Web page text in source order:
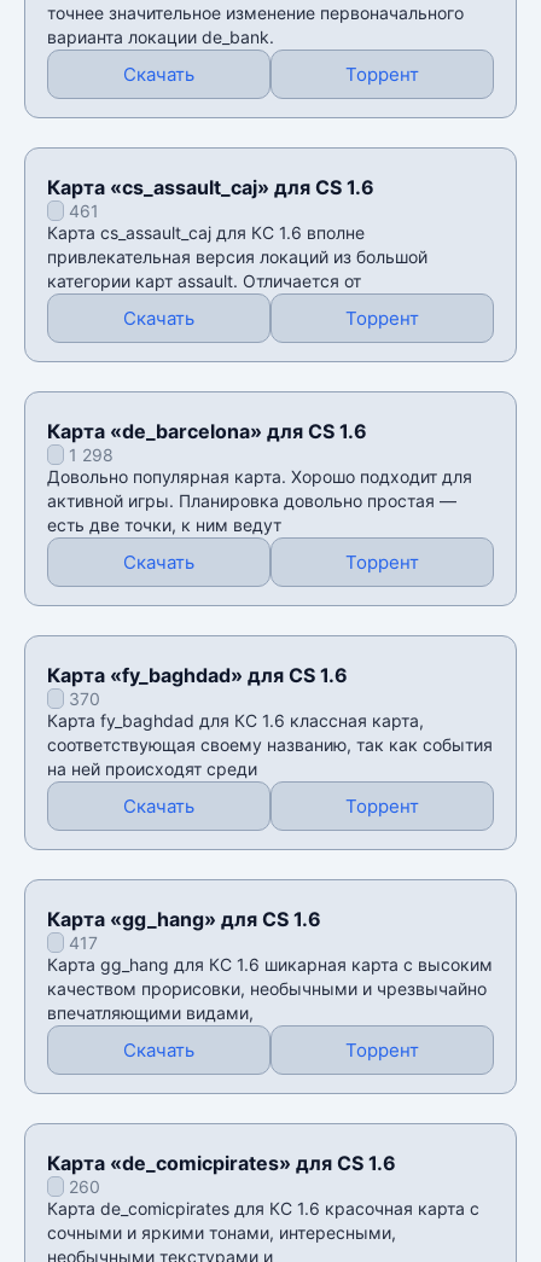
точнее значительное изменение первоначального
варианта локации de_bank.
Скачать Торрент
Карта «cs_assault_caj» для CS 1.6
461
Карта cs_assault_caj для КС 1.6 вполне
привлекательная версия локаций из большой
категории карт assault. Отличается от
Скачать Торрент
Карта «de_barcelona» для CS 1.6
1 298
Довольно популярная карта. Хорошо подходит для
активной игры. Планировка довольно простая —
есть две точки, к ним ведут
Скачать Торрент
Карта «fy_baghdad» для CS 1.6
370
Карта fy_baghdad для КС 1.6 классная карта,
соответствующая своему названию, так как события
на ней происходят среди
Скачать Торрент
Карта «gg_hang» для CS 1.6
417
Карта gg_hang для КС 1.6 шикарная карта с высоким
качеством прорисовки, необычными и чрезвычайно
впечатляющими видами,
Скачать Торрент
Карта «de_comicpirates» для CS 1.6
260
Карта de_comicpirates для КС 1.6 красочная карта с
сочными и яркими тонами, интересными,
необычными текстурами и